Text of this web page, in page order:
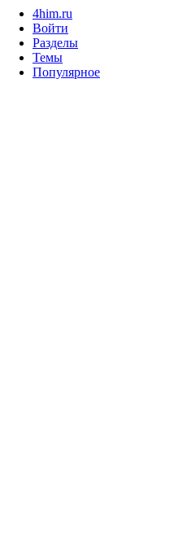
4him.ru
Войти
Разделы
Темы
Популярное